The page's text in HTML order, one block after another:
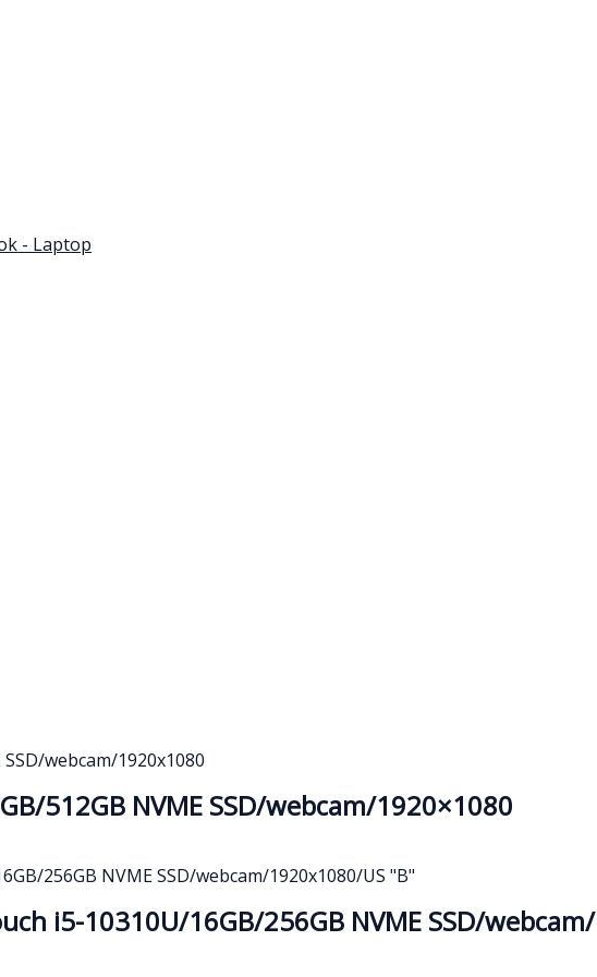
- Laptop
512GB NVME SSD/webcam/1920×1080
i5-10310U/16GB/256GB NVME SSD/